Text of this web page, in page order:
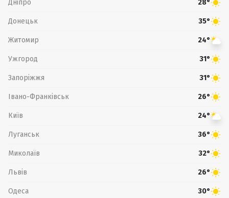
Дніпро 28°
Донецьк 35°
Житомир 24°
Ужгород 31°
Запоріжжя 31°
Івано-Франківськ 26°
Київ 24°
Луганськ 36°
Миколаїв 32°
Львів 26°
Одеса 30°